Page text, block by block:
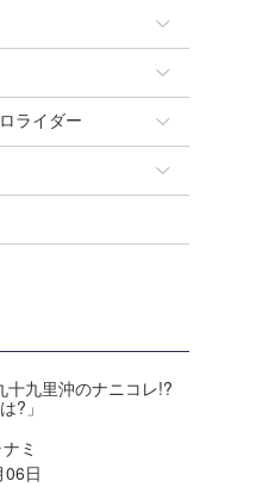
ライダー
十九里沖のナニコレ!?
?」
ミ
06日